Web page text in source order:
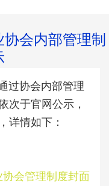
会内部管理制
过协会内部管理
次于官网公示，
详情如下：
会管理制度封面